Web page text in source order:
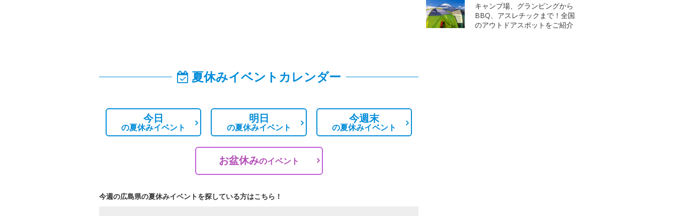
夏休みイベントカレンダー
今日
の夏休みイベント
明日
の夏休みイベント
今週末
の夏休みイベント
お盆休みのイベント
今週の広島県の夏休みイベントを探している方はこちら！
キャンプ場、グランピングから
BBQ、アスレチックまで！全国
のアウトドアスポットをご紹介